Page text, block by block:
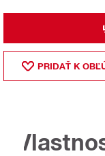
PRIDAŤ K